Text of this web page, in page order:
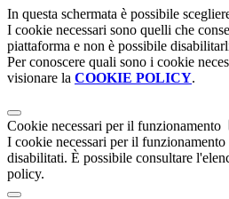
In questa schermata è possibile
I cookie necessari sono quelli che
piattaforma e non è possibile
Per conoscere quali sono i cookie
visionare la COOKIE POLICY.
Cookie necessari per il funzionamento
I cookie necessari per il funzionamento
disabilitati. È possibile consultare
policy.